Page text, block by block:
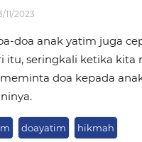
11/2023
doa anak yatim juga
itu, seringkali ketika kita
doa kepada
doayatim hikmah